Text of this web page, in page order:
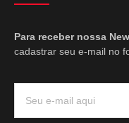
Para receber nossa
cadastrar seu e-mail no